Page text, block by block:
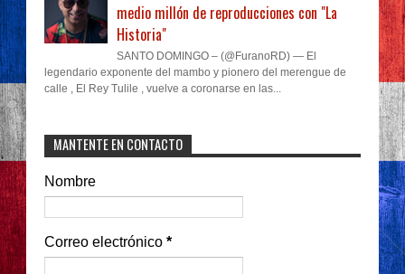
medio millón de reproducciones con "La
Historia"
SANTO DOMINGO – (@FuranoRD) — El
legendario exponente del mambo y pionero del merengue de
calle , El Rey Tulile , vuelve a coronarse en las...
MANTENTE EN CONTACTO
Nombre
Correo electrónico *